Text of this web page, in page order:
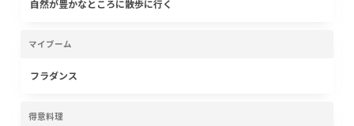
自然が豊かなところに散歩に行く
マイブーム
フラダンス
得意料理